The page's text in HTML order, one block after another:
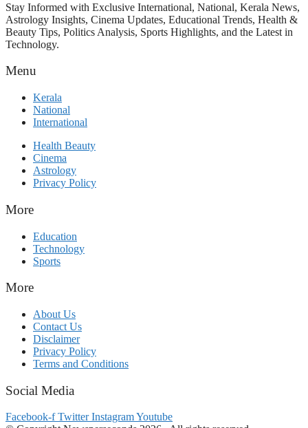
Stay Informed with Exclusive International, National, Kerala News,
Astrology Insights, Cinema Updates, Educational Trends, Health &
Beauty Tips, Politics Analysis, Sports Highlights, and the Latest in
Technology.
Menu
Kerala
National
International
Health Beauty
Cinema
Astrology
Privacy Policy
More
Education
Technology
Sports
More
About Us
Contact Us
Disclaimer
Privacy Policy
Terms and Conditions
Social Media
Facebook-f Twitter InstagramYoutube